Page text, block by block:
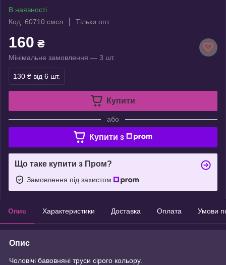
В наявності
Код: 60710 смсл
Тільки опт
160 ₴
Мінімальне замовлення — 3 шт.
130 ₴ від 6 шт.
Купити
або
Купити з
Що таке купити з Пром?
Замовлення під захистом
Опис Характеристики Доставка Оплата Умови
Опис
Чоловічі бавовняні труси сірого кольору.